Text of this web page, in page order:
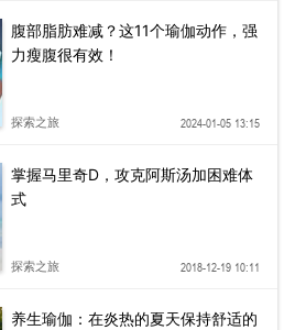
腹部脂肪难减？这11个瑜伽动作，强
力瘦腹很有效！
探索之旅 2024-01-05 13:15
掌握马里奇D，攻克阿斯汤加困难体
式
探索之旅 2018-12-19 10:11
养生瑜伽：在炎热的夏天保持舒适的